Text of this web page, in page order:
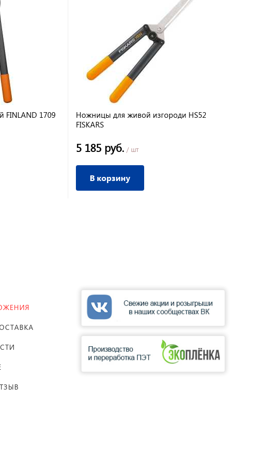
FINLAND 1709
Ножницы для живой изгороди HS52
FISKARS
5 185 руб. / шт
В корзину